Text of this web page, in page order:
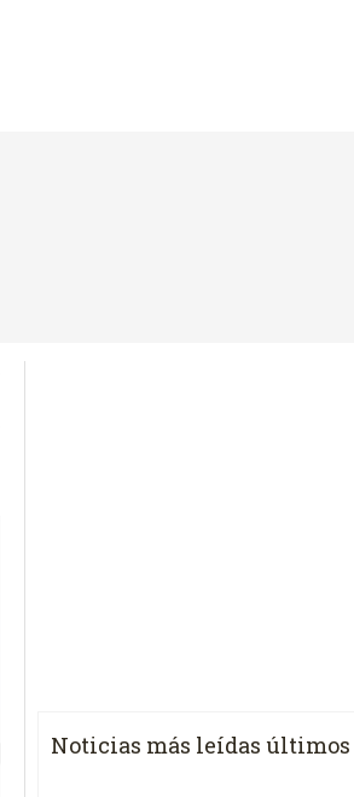
Noticias más leídas últimos